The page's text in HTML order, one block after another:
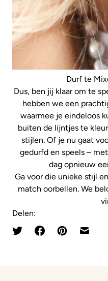
Durf te
Dus, ben jij klaar om te
hebben we een
waarmee je eindeloos
buiten de lijntjes te
stijlen. Of je nu gaat
gedurfd en speels –
dag opnieuw
Ga voor die unieke stijl
match oorbellen. We
Delen: